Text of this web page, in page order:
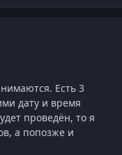
Есть 3
дату и время
проведён, то я
а попозже и